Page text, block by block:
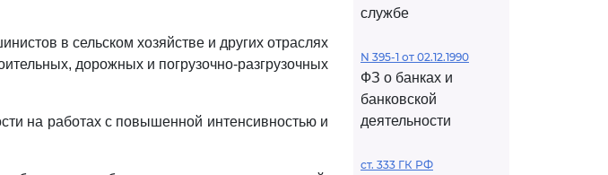
в сельском хозяйстве и других отраслях
дорожных и погрузочно-разгрузочных
на работах с повышенной интенсивностью и
службе
N 395-1 от 02.12.1990
ФЗ о банках и
банковской
деятельности
ст. 333 ГК РФ